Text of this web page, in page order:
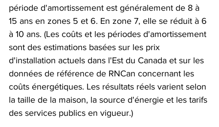
période d'amortissement est généralement de 8 à
15 ans en zones 5 et 6. En zone 7, elle se réduit à 6
à 10 ans. (Les coûts et les périodes d'amortissement
sont des estimations basées sur les prix
d'installation actuels dans l'Est du Canada et sur les
données de référence de RNCan concernant les
coûts énergétiques. Les résultats réels varient selon
la taille de la maison, la source d'énergie et les tarifs
des services publics en vigueur.)